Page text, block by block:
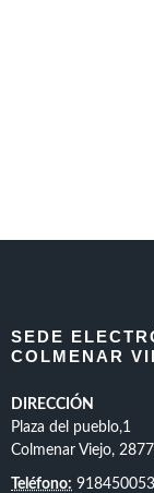
SEDE
COLMENAR
DIRECCIÓN
Plaza del pueblo,1
Colmenar Viejo,
Teléfono: 918450053